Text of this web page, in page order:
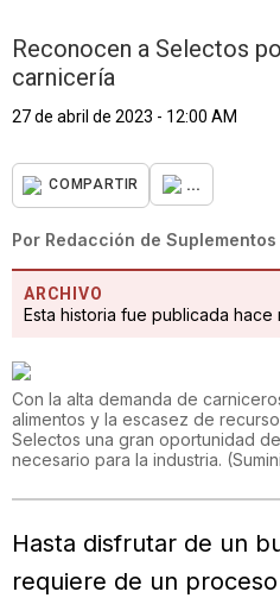
Reconocen a Selectos
carnicería
27 de abril de 2023 - 12:00 AM
COMPARTIR ...
Por Redacción de Suplementos
ARCHIVO
Esta historia fue publicada hace
Con la alta demanda de
alimentos y la escasez de
Selectos una gran oportunidad
necesario para la industria. (
Hasta disfrutar de un
requiere de un